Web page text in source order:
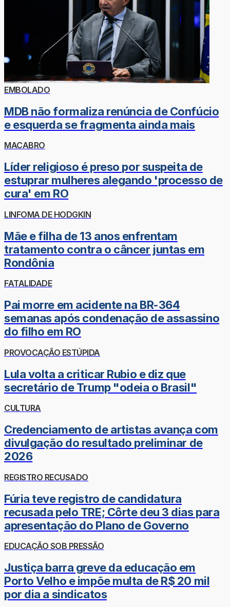
EMBOLADO
MDB não formaliza renúncia de Confúcio
e esquerda se fragmenta ainda mais
MACABRO
Líder religioso é preso por suspeita de
estuprar mulheres alegando 'processo de
cura' em RO
LINFOMA DE HODGKIN
Mãe e filha de 13 anos enfrentam
tratamento contra o câncer juntas em
Rondônia
FATALIDADE
Pai morre em acidente na BR-364
semanas após condenação de assassino
do filho em RO
PROVOCAÇÃO ESTÚPIDA
Lula volta a criticar Rubio e diz que
secretário de Trump "odeia o Brasil"
CULTURA
Credenciamento de artistas avança com
divulgação do resultado preliminar de
2026
REGISTRO RECUSADO
Fúria teve registro de candidatura
recusada pelo TRE; Côrte deu 3 dias para
apresentação do Plano de Governo
EDUCAÇÃO SOB PRESSÃO
Justiça barra greve da educação em
Porto Velho e impõe multa de R$ 20 mil
por dia a sindicatos